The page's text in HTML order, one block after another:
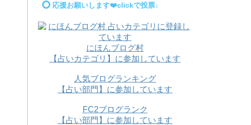
応援お願いします❤️clickで投票↓
にほんブログ村
【占いカテゴリ】に参加しています
人気ブログランキング
【占い部門】に参加しています
FC2ブログランク
【占い部門】に参加しています